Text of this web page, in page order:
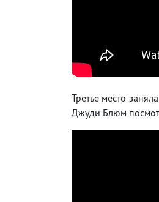
Третье место
Джуди Блюм